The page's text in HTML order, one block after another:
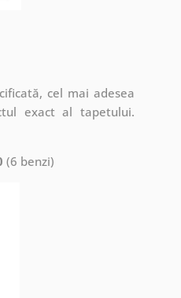
cel mai adesea
exact al tapetului.
(6 benzi)